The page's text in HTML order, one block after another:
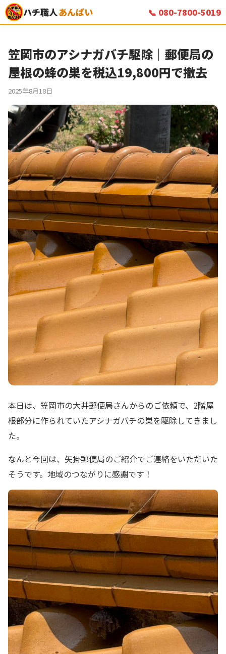
ハチ職人あんばい 📞 080-7800-5019
笠岡市のアシナガバチ駆除｜郵便局の
屋根の蜂の巣を税込19,800円で撤去
2025年8月18日
本日は、笠岡市の大井郵便局さんからのご依頼で、2階屋
根部分に作られていたアシナガバチの巣を駆除してきまし
た。
なんと今回は、矢掛郵便局のご紹介でご連絡をいただいた
そうです。地域のつながりに感謝です！